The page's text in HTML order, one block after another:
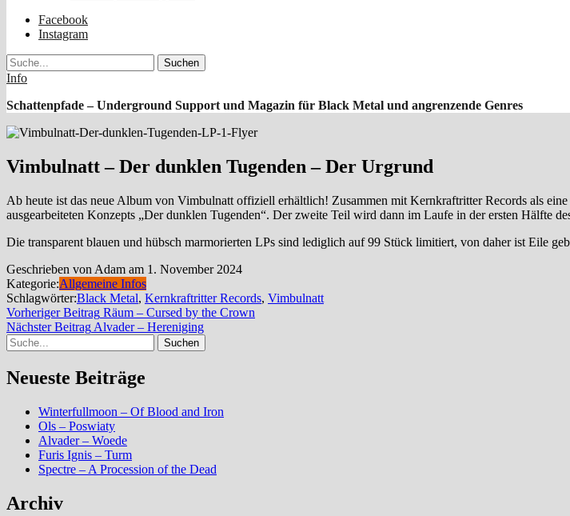
Facebook
Instagram
Suche
Info
Schattenpfade – Underground Support und Magazin für Black Metal und angrenzende Genres
Vimbulnatt – Der dunklen Tugenden – Der Urgrund
Ab heute ist das neue Album von Vimbulnatt of­fi­zi­ell erhältlich! Zusammen mit Kernkraftritter Records als
ausgearbeiteten Konzepts „Der dunklen Tugenden“. Der zweite Teil wird dann im Laufe in der ersten Hälfte
Die transparent blauen und hübsch marmorierten LPs sind lediglich auf 99 Stück limitiert, von daher ist Eile
Geschrieben von Adam am 1. November 2024
Kategorie:Allgemeine Infos
Schlagwörter:Black Metal, Kernkraftritter Records, Vimbulnatt
Beitragsnavigation
Vorheriger Beitrag Räum – Cursed by the Crown
Nächster Beitrag Alvader – HerenigingNächster
Beitrag
Suche
Neueste Beiträge
Winterfullmoon – Of Blood and Iron
Ols – Poswiaty
Alvader – Woede
Furis Ignis – Turm
Spectre – A Procession of the Dead
Archiv